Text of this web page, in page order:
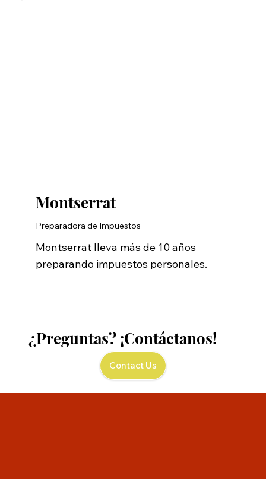
Montserrat
Preparadora de Impuestos
Montserrat lleva más de 10 años
preparando impuestos personales.
¿Preguntas? ¡Contáctanos!
Contact Us